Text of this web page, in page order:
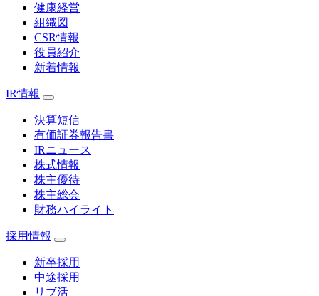
健康経営
組織図
CSR情報
役員紹介
新着情報
IR情報
決算短信
有価証券報告書
IRニュース
株式情報
株主優待
株主総会
財務ハイライト
採用情報
新卒採用
中途採用
リブ活